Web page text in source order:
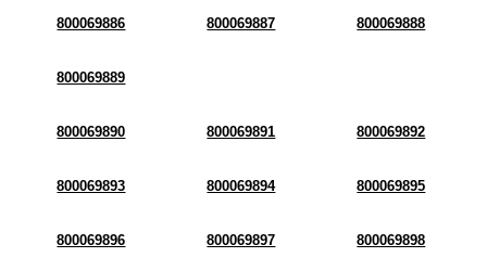
800069886 800069887 800069888
800069889
800069890 800069891 800069892
800069893 800069894 800069895
800069896 800069897 800069898